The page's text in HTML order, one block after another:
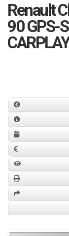
Renault
90 GPS-
CARPLAY